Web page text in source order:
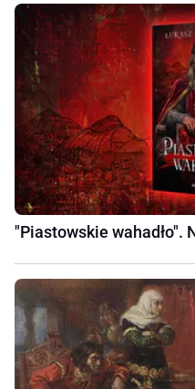
"Piastowskie wahadło".